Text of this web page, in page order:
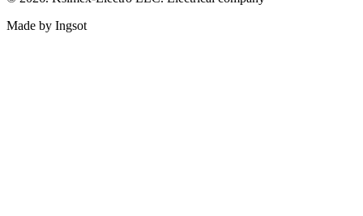
Made by Ingsot